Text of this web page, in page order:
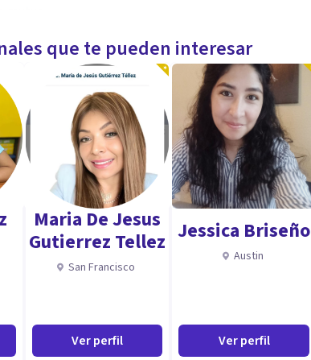
(ACT). Terapia de última generación orientada a la
que te pueden interesar
Maria De Jesus
Gutierrez Tellez
San Francisco
Ver perfil
Jessica Briseño
Austin
Ver perfil